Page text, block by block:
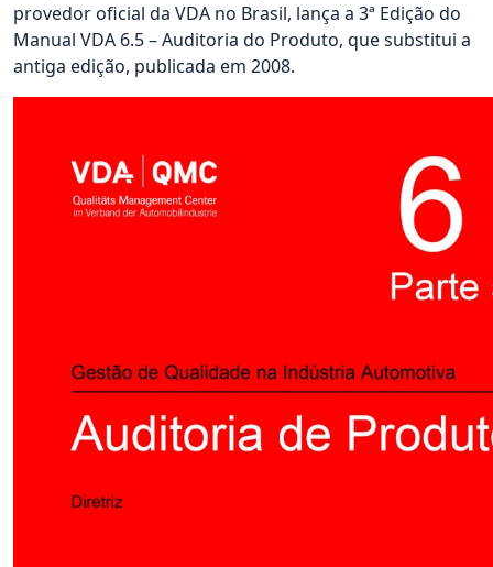
provedor oficial da VDA no Brasil, lança a 3ª Edição do
Manual VDA 6.5 – Auditoria do Produto, que substitui a
antiga edição, publicada em 2008.